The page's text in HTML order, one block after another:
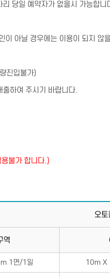
당일 예약자가 없을시 가능합니
아닐 경우에는 이용이 되지 않
진입불가)
하여 주시기 바랍니다.
불가 합니다.)
오
역
1면/1일 10m X